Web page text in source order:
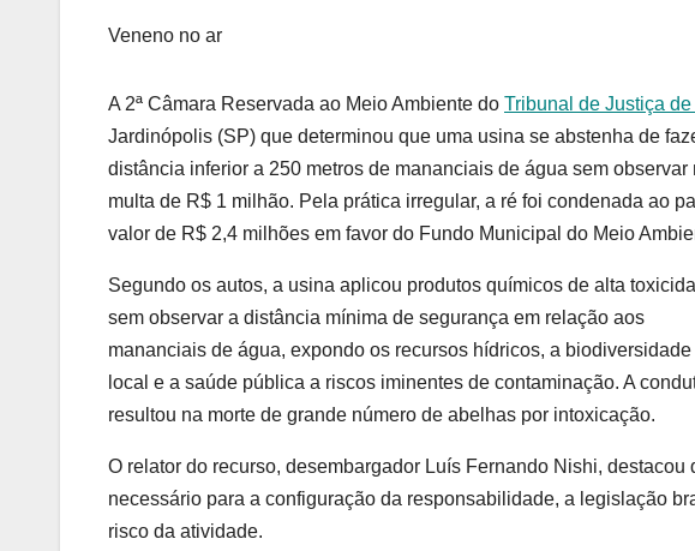
Veneno no ar
A 2ª Câmara Reservada ao Meio Ambiente do Tribunal de Justiça
Jardinópolis (SP) que determinou que uma usina se abstenha de
distância inferior a 250 metros de mananciais de água sem
multa de R$ 1 milhão. Pela prática irregular, a ré foi condenada ao
valor de R$ 2,4 milhões em favor do Fundo Municipal do Meio
Segundo os autos, a usina aplicou produtos químicos de alta
sem observar a distância mínima de segurança em relação aos
mananciais de água, expondo os recursos hídricos, a biodiversidade
local e a saúde pública a riscos iminentes de contaminação. A
resultou na morte de grande número de abelhas por intoxicação.
O relator do recurso, desembargador Luís Fernando Nishi,
necessário para a configuração da responsabilidade, a legislação
risco da atividade.